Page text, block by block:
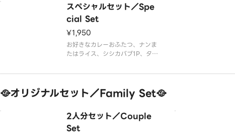
スペシャルセット／Spe
cial Set
¥1,950
お好きなカレーおふたつ、ナンま
たはライス、シシカバブ1P、タン
ックライスから白いご飯に変更さ
🥘オリジナルセット／Family Set🥘
2人分セット／Couple
Set